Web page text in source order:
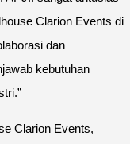
Clarion Events di
dan
kebutuhan
Clarion Events,